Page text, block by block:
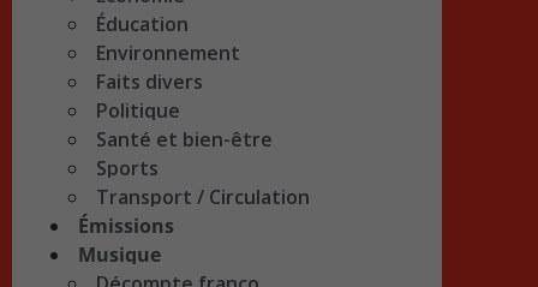
Éducation
Environnement
Faits divers
Politique
Santé et bien-être
Sports
Transport / Circulation
Émissions
Musique